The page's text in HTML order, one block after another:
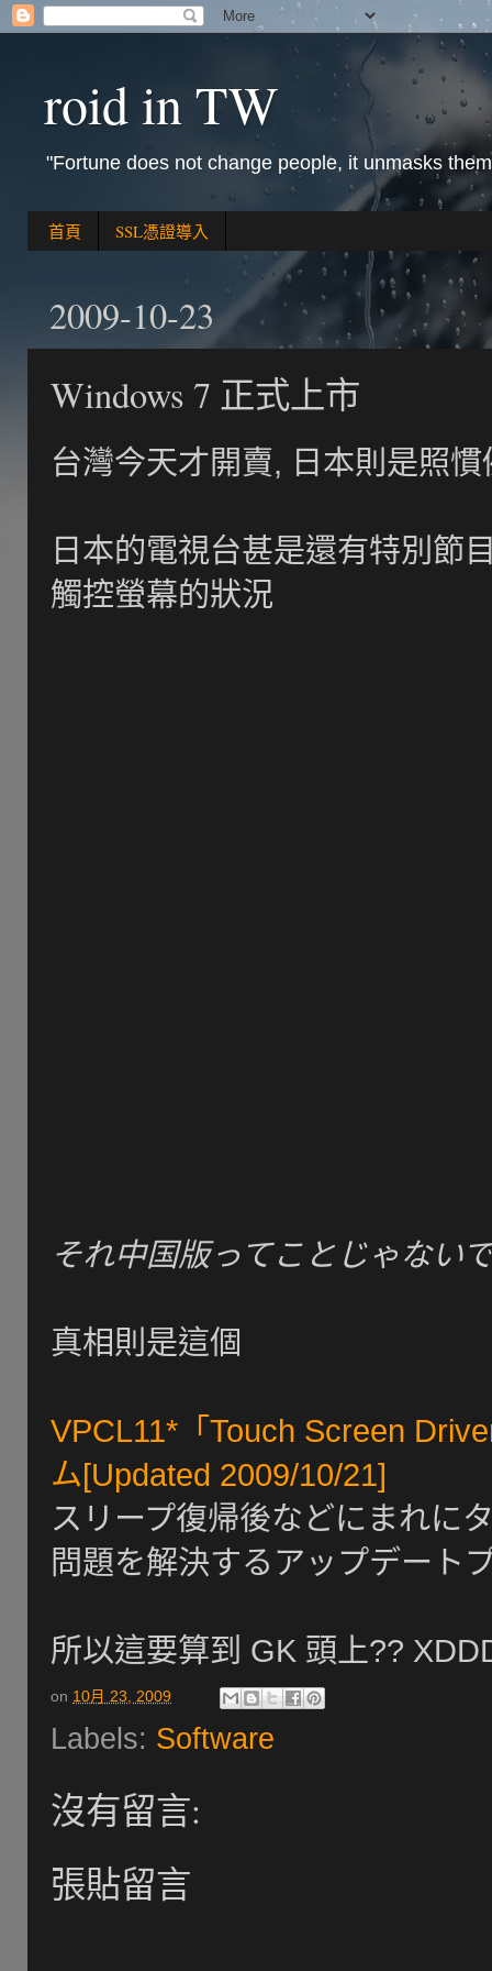
roid in TW
"Fortune does not change people, it unmasks
首頁 SSL憑證導入
2009-10-23
Windows 7 正式上市
台灣今天才開賣, 日本則是照
日本的電視台甚是還有特別節
觸控螢幕的狀況
それ中国版ってことじゃない
真相則是這個
VPCL11*「Touch Screen
ム[Updated 2009/10/21]
スリープ復帰後などにまれに
問題を解決するアップデート
所以這要算到 GK 頭上??
on 10月 23, 2009
Labels: Software
沒有留言:
張貼留言